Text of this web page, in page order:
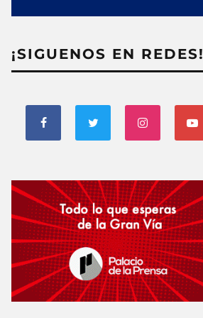
¡SIGUENOS EN REDES!